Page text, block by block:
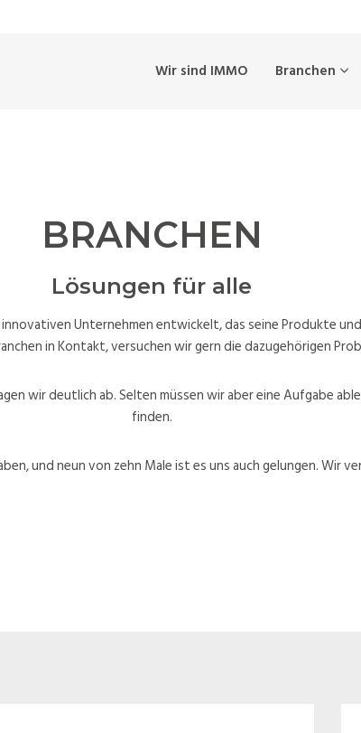
Wir sind IMMO Branchen
BRANCHEN
Lösungen für alle
Unternehmen entwickelt, das seine Produkte
in Kontakt, versuchen wir gern die dazugehörigen
wir deutlich ab. Selten müssen wir aber eine Aufgabe
finden.
und neun von zehn Male ist es uns auch gelungen. Wir